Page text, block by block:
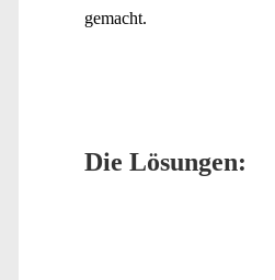
gemacht.
Die Lösungen: